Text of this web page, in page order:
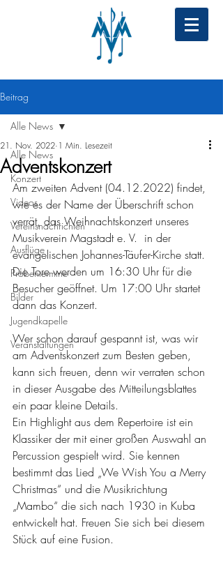
Beitrag
Alle News
Konzert
Videos
Vereinsnachrichten
Ausflüge
Probentermine
Bilder
Jugendkapelle
Veranstaltungen
Alle News
Adventskonzert
21. Nov. 2022 1 Min. Lesezeit
Am zweiten Advent (04.12.2022) findet,
wie es der Name der Überschrift schon
verrät, das Weihnachtskonzert unseres
Musikverein Magstadt e. V.  in der
evangelischen Johannes-Täufer-Kirche statt.
Die Tore werden um 16:30 Uhr für die
Besucher geöffnet. Um 17:00 Uhr startet
dann das Konzert.
Wer schon darauf gespannt ist, was wir
am Adventskonzert zum Besten geben,
kann sich freuen, denn wir verraten schon
in dieser Ausgabe des Mitteilungsblattes
ein paar kleine Details.
Ein Highlight aus dem Repertoire ist ein
Klassiker der mit einer großen Auswahl an
Percussion gespielt wird. Sie kennen
bestimmt das Lied „We Wish You a Merry
Christmas“ und die Musikrichtung
„Mambo“ die sich nach 1930 in Kuba
entwickelt hat. Freuen Sie sich bei diesem
Stück auf eine Fusion.